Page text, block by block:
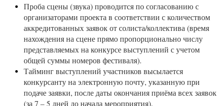
Проба сцены (звука) проводится по согласованию с
организаторами проекта в соответствии с количеством
аккредитованных заявок от солиста/коллектива (время
нахождения на сцене прямо пропорционально числу
представляемых на конкурсе выступлений с учетом
общей суммы номеров фестиваля).
Тайминг выступлений участников высылается
конкурсанту на электронную почту, указанную при
подаче заявки, после даты окончания приёма всех заявок
(за 7 – 5 дней до начала мероприятия).